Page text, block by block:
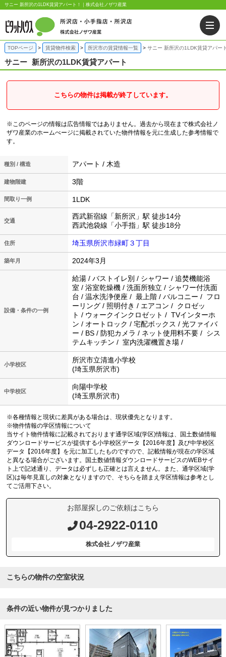
サニー 新所沢の1LDK賃貸アパート！｜株式会社ノザワ産業
TOPページ 賃貸物件検索 所沢市の賃貸情報一覧 サニー 新所沢の1LDK賃貸アパー
サニー 新所沢の1LDK賃貸アパート
こちらの物件は掲載が終了しています。
※このページの情報は広告情報ではありません。過去から現在まで株式会社ノ
ザワ産業のホームぺージに掲載されていた物件情報を元に生成した参考情報で
す。
種別 / 構造 アパート / 木造
建物階建 3階
間取り一例 1LDK
交通
西武新宿線「新所沢」駅 徒歩14分
西武池袋線「小手指」駅 徒歩18分
住所 埼玉県所沢市緑町３丁目
築年月 2024年3月
設備・条件の一例
給湯 / バストイレ別 / シャワー / 追焚機能浴
室 / 浴室乾燥機 / 洗面所独立 / シャワー付洗面
台 / 温水洗浄便座 / 最上階 / バルコニー / フロ
ーリング / 照明付き / エアコン / クロゼッ
ト / ウォークインクロゼット / TVインターホ
ン / オートロック / 宅配ボックス / 光ファイバ
ー / BS / 防犯カメラ / ネット使用料不要 / シス
テムキッチン / 室内洗濯機置き場 /
小学校区
所沢市立清進小学校
(埼玉県所沢市)
中学校区
向陽中学校
(埼玉県所沢市)
※各種情報と現状に差異がある場合は、現状優先となります。
※物件情報の学区情報について
当サイト物件情報に記載されております通学区域(学区)情報は、国土数値情報
ダウンロードサービスが提供する小学校区データ【2016年度】及び中学校区
データ【2016年度】を元に加工したものですので、記載情報が現在の学区域
と異なる場合がございます。国土数値情報ダウンロードサービスのWEBサイ
ト上で記述通り、データは必ずしも正確とは言えません。また、通学区域(学
区)は毎年見直しの対象となりますので、そちらを踏まえ学区情報は参考とし
てご活用下さい。
お部屋探しのご依頼はこちら
04-2922-0110
株式会社ノザワ産業
こちらの物件の空室状況
条件の近い物件が見つかりました